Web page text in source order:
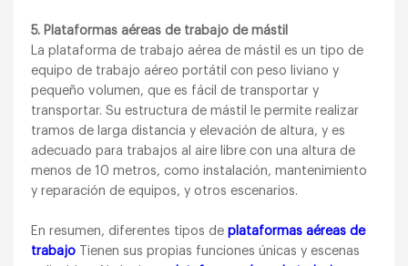
5. Plataformas aéreas de trabajo de mástil
La plataforma de trabajo aérea de mástil es un tipo de
equipo de trabajo aéreo portátil con peso liviano y
pequeño volumen, que es fácil de transportar y
transportar. Su estructura de mástil le permite realizar
tramos de larga distancia y elevación de altura, y es
adecuado para trabajos al aire libre con una altura de
menos de 10 metros, como instalación, mantenimiento
y reparación de equipos, y otros escenarios.
En resumen, diferentes tipos deplataformas aéreas de
trabajo Tienen sus propias funciones únicas y escenas